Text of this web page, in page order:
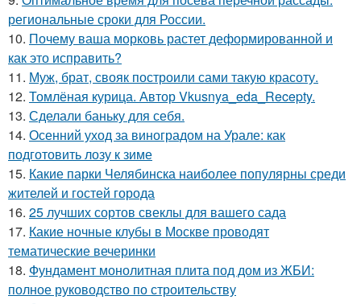
региональные сроки для России.
10. Почему ваша морковь растет деформированной и
как это исправить?
11. Муж, брат, свояк построили сами такую красоту.
12. Томлёная курица. Автор Vkusnya_eda_Recepty.
13. Сделали баньку для себя.
14. Осенний уход за виноградом на Урале: как
подготовить лозу к зиме
15. Какие парки Челябинска наиболее популярны среди
жителей и гостей города
16. 25 лучших сортов свеклы для вашего сада
17. Какие ночные клубы в Москве проводят
тематические вечеринки
18. Фундамент монолитная плита под дом из ЖБИ:
полное руководство по строительству